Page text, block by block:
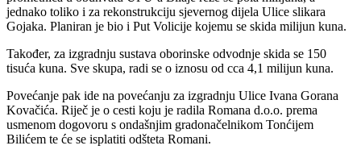
jednako toliko i za rekonstrukciju sjevernog dijela Ulice slikara
Gojaka. Planiran je bio i Put Volicije kojemu se skida milijun kuna.
Također, za izgradnju sustava oborinske odvodnje skida se 150
tisuća kuna. Sve skupa, radi se o iznosu od cca 4,1 milijun kuna.
Povećanje pak ide na povećanju za izgradnju Ulice Ivana Gorana
Kovačića. Riječ je o cesti koju je radila Romana d.o.o. prema
usmenom dogovoru s ondašnjim gradonačelnikom Tonćijem
Bilićem te će se isplatiti odšteta Romani.